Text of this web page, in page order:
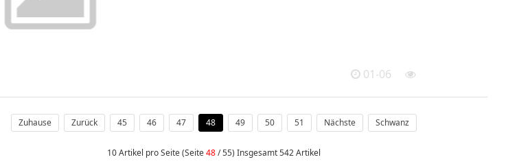
01-06
Zuhause Zurück 45 46 47 48 49 50 51 Nächste Schwanz
10 Artikel pro Seite (Seite48/ 55) Insgesamt 542 Artikel